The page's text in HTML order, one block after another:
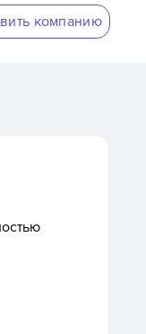
компанию